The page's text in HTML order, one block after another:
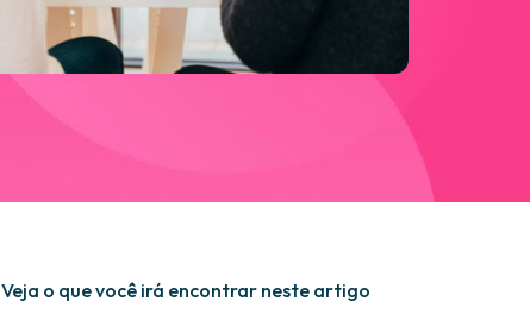
Veja o que você irá encontrar neste artigo